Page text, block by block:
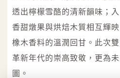
透出檸檬雪酪的清新韻味；
香甜燉果與烘焙木質相互輝
橡木香料的溫潤回甘。此次
革新年代的崇高致敬，更為
圖。